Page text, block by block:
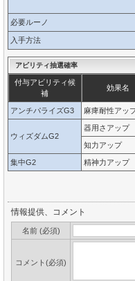
必要ルーノ
入手方法
アビリティ抽選確率
付与アビリティ候
補
効果名
アンチパライズG3 麻痺耐性アッ
ウィズダムG2
器用さアップ
知力アップ
集中G2 精神力アップ
情報提供、コメント
名前 (必須)
コメント(必須)